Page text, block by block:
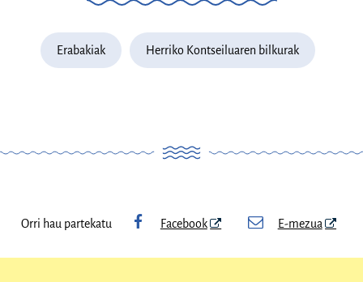
Erabakiak Herriko Kontseiluaren bilkurak
Orri hau partekatu Facebook E-mezua